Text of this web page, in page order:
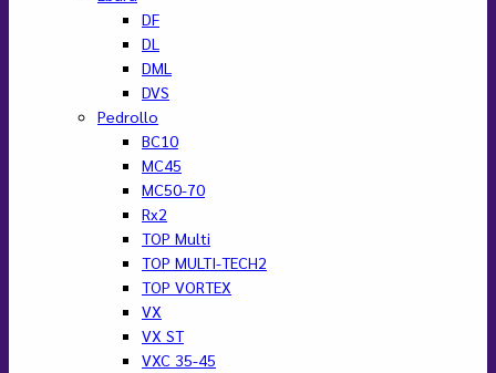
DF
DL
DML
DVS
Pedrollo
BC10
MC45
MC50-70
Rx2
TOP Multi
TOP MULTI-TECH2
TOP VORTEX
VX
VX ST
VXC 35-45